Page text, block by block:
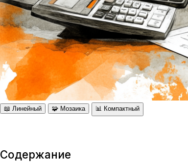
📖 Линейный 🧩 Мозаика 📊 Компактный
Содержание